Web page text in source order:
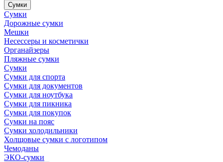
Сумки
Сумки
Дорожные сумки
Мешки
Несессеры и косметички
Органайзеры
Пляжные сумки
Сумки
Сумки для спорта
Сумки для документов
Сумки для ноутбука
Сумки для пикника
Сумки для покупок
Сумки на пояс
Сумки холодильники
Холщовые сумки с логотипом
Чемоданы
ЭКО-сумки